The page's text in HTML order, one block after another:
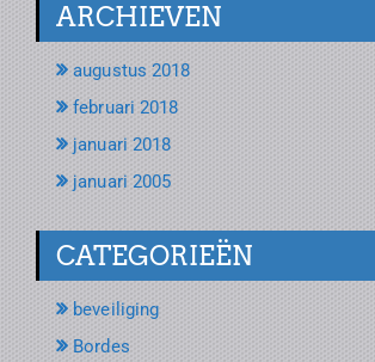
ARCHIEVEN
augustus 2018
februari 2018
januari 2018
januari 2005
CATEGORIEËN
beveiliging
Bordes